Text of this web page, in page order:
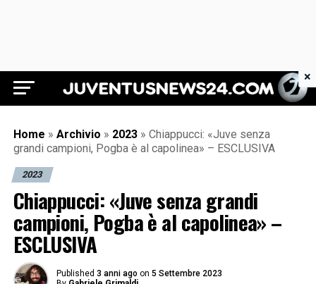
Juventus News 24
Home » Archivio » 2023 » Chiappucci: «Juve senza
grandi campioni, Pogba è al capolinea» – ESCLUSIVA
2023
Chiappucci: «Juve senza grandi
campioni, Pogba è al capolinea» –
ESCLUSIVA
Published 3 anni ago on 5 Settembre 2023
×